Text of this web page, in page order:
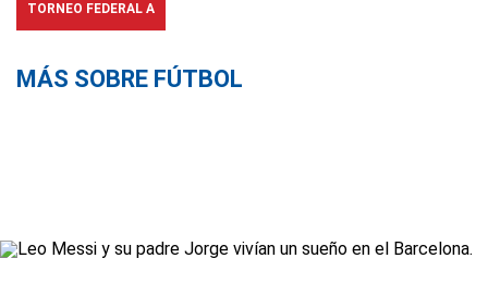
TORNEO FEDERAL A
MÁS SOBRE FÚTBOL